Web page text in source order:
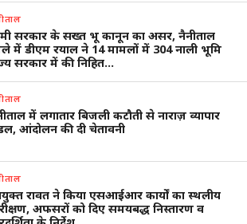
सरकार के सख्त भू कानून का असर, नैनीताल
में डीएम रयाल ने 14 मामलों में 304 नाली भूमि
सरकार में की निहित…
में लगातार बिजली कटौती से नाराज़ व्यापार
आंदोलन की दी चेतावनी
रावत ने किया एसआईआर कार्यों का स्थलीय
अफसरों को दिए समयबद्ध निस्तारण व